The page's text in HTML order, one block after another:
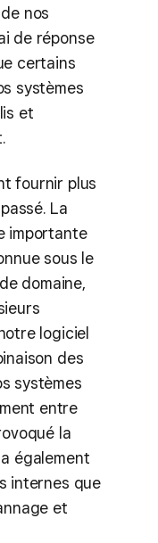
nos
de réponse
certains
systèmes
et
fournir plus
La
importante
sous le
domaine,
logiciel
des
systèmes
entre
la
également
internes que
et